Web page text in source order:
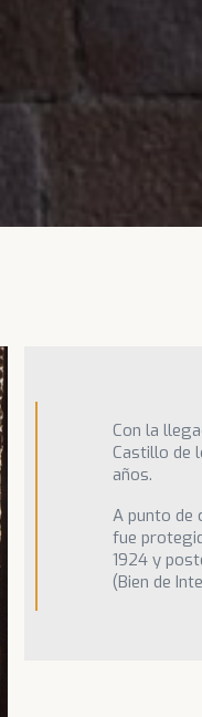
Con la
Castillo de
años.
A punto de
fue
1924 y
(Bien de